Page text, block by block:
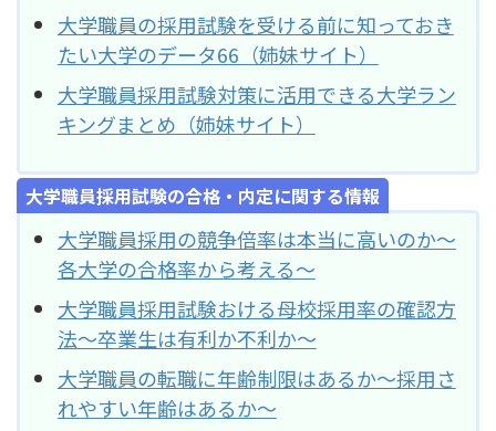
大学職員の採用試験を受ける前に知っておき
たい大学のデータ66（姉妹サイト）
大学職員採用試験対策に活用できる大学ラン
キングまとめ（姉妹サイト）
大学職員採用試験の合格・内定に関する情報
大学職員採用の競争倍率は本当に高いのか～
各大学の合格率から考える～
大学職員採用試験おける母校採用率の確認方
法～卒業生は有利か不利か～
大学職員の転職に年齢制限はあるか～採用さ
れやすい年齢はあるか～